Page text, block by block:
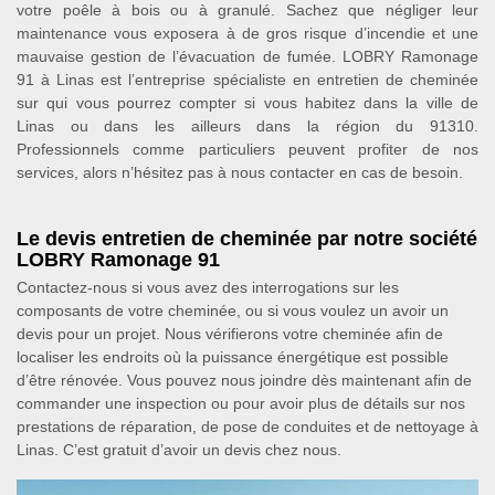
votre poêle à bois ou à granulé. Sachez que négliger leur
maintenance vous exposera à de gros risque d’incendie et une
mauvaise gestion de l’évacuation de fumée. LOBRY Ramonage
91 à Linas est l’entreprise spécialiste en entretien de cheminée
sur qui vous pourrez compter si vous habitez dans la ville de
Linas ou dans les ailleurs dans la région du 91310.
Professionnels comme particuliers peuvent profiter de nos
services, alors n’hésitez pas à nous contacter en cas de besoin.
Le devis entretien de cheminée par notre société
LOBRY Ramonage 91
Contactez-nous si vous avez des interrogations sur les
composants de votre cheminée, ou si vous voulez un avoir un
devis pour un projet. Nous vérifierons votre cheminée afin de
localiser les endroits où la puissance énergétique est possible
d’être rénovée. Vous pouvez nous joindre dès maintenant afin de
commander une inspection ou pour avoir plus de détails sur nos
prestations de réparation, de pose de conduites et de nettoyage à
Linas. C’est gratuit d’avoir un devis chez nous.